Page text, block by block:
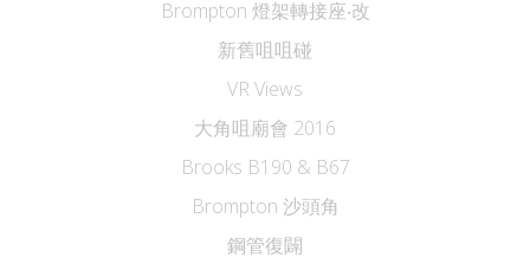
Brompton 燈架轉接座‧改
新舊咀咀碰
VR Views
大角咀廟會 2016
Brooks B190 & B67
Brompton 沙頭角
鋼管復闢